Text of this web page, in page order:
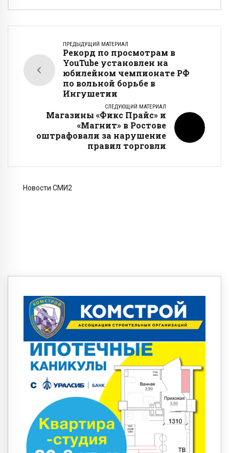
ПРЕДЫДУЩИЙ МАТЕРИАЛ
Рекорд по просмотрам в
YouTube установлен на
юбилейном чемпионате РФ
по вольной борьбе в
Ингушетии
СЛЕДУЮЩИЙ МАТЕРИАЛ
Магазины «Фикс Прайс» и
«Магнит» в Ростове
оштрафовали за нарушение
правил торговли
Новости СМИ2